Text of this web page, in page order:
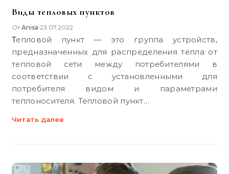
Виды тепловых пунктов
ОтAnisa•23.07.2022
Тепловой пункт — это группа устройств,
предназначенных для распределения тепла от
тепловой сети между потребителями в
соответствии с установленными для
потребителя видом и параметрами
теплоносителя. Тепловой пункт…
Читать далее